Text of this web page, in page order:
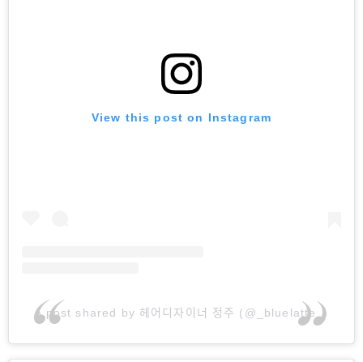
View this post on Instagram
A post shared by 헤어디자이너 정주 (@_bluelatte_)